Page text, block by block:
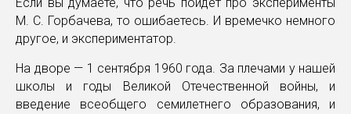
М. С. Горбачева, то ошибаетесь. И времечко немного
другое, и экспериментатор.
На дворе — 1 сентября 1960 года. За плечами у нашей
школы и годы Великой Отечественной войны, и
введение всеобщего семилетнего образования, и